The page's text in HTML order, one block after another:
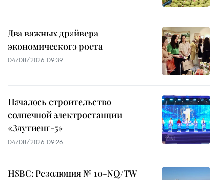
Два важных драйвера
экономического роста
04/08/2026 09:39
Началось строительство
солнечной электростанции
«Зяутиенг-5»
04/08/2026 09:26
HSBC: Резолюция № 10-NQ/TW